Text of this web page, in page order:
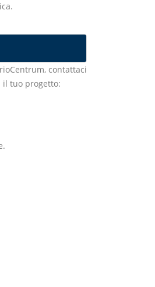
contattaci
il tuo progetto: